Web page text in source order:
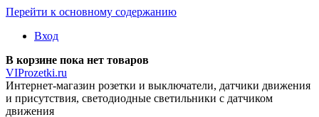
Перейти к основному содержанию
Вход
В корзине пока нет товаров
VIProzetki.ru
Интернет-магазин розетки и выключатели, датчики движения
и присутствия, светодиодные светильники с датчиком
движения